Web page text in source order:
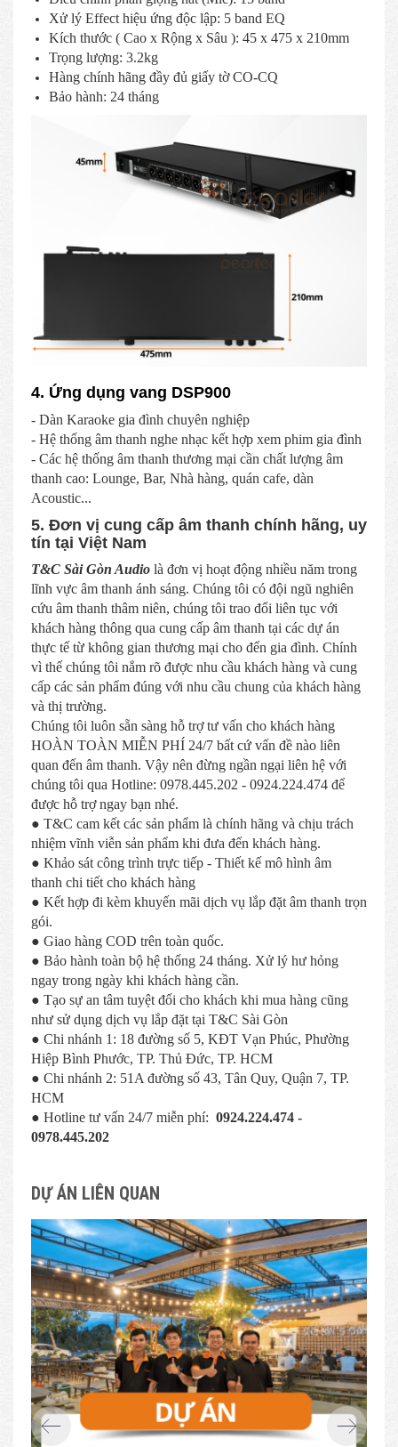
Xử lý Effect hiệu ứng độc lập: 5 band EQ
Kích thước ( Cao x Rộng x Sâu ): 45 x 475 x 210mm
Trọng lượng: 3.2kg
Hàng chính hãng đầy đủ giấy tờ CO-CQ
Bảo hành: 24 tháng
4. Ứng dụng vang DSP900
- Dàn Karaoke gia đình chuyên nghiệp
- Hệ thống âm thanh nghe nhạc kết hợp xem phim gia đình
- Các hệ thống âm thanh thương mại cần chất lượng âm
thanh cao: Lounge, Bar, Nhà hàng, quán cafe, dàn
Acoustic...
5. Đơn vị cung cấp âm thanh chính hãng, uy
tín tại Việt Nam
T&C Sài Gòn Audio là đơn vị hoạt động nhiều năm trong
lĩnh vực âm thanh ánh sáng. Chúng tôi có đội ngũ nghiên
cứu âm thanh thâm niên, chúng tôi trao đổi liên tục với
khách hàng thông qua cung cấp âm thanh tại các dự án
thực tế từ không gian thương mại cho đến gia đình. Chính
vì thế chúng tôi nắm rõ được nhu cầu khách hàng và cung
cấp các sản phẩm đúng với nhu cầu chung của khách hàng
và thị trường.
Chúng tôi luôn sẵn sàng hỗ trợ tư vấn cho khách hàng
HOÀN TOÀN MIỄN PHÍ 24/7 bất cứ vấn đề nào liên
quan đến âm thanh. Vậy nên đừng ngần ngại liên hệ với
chúng tôi qua Hotline: 0978.445.202 - 0924.224.474 để
được hỗ trợ ngay bạn nhé.
● T&C cam kết các sản phẩm là chính hãng và chịu trách
nhiệm vĩnh viễn sản phẩm khi đưa đến khách hàng.
● Khảo sát công trình trực tiếp - Thiết kế mô hình âm
thanh chi tiết cho khách hàng
● Kết hợp đi kèm khuyến mãi dịch vụ lắp đặt âm thanh trọn
gói.
● Giao hàng COD trên toàn quốc.
● Bảo hành toàn bộ hệ thống 24 tháng. Xử lý hư hỏng
ngay trong ngày khi khách hàng cần.
● Tạo sự an tâm tuyệt đối cho khách khi mua hàng cũng
như sử dụng dịch vụ lắp đặt tại T&C Sài Gòn
● Chi nhánh 1: 18 đường số 5, KĐT Vạn Phúc, Phường
Hiệp Bình Phước, TP. Thủ Đức, TP. HCM
● Chi nhánh 2: 51A đường số 43, Tân Quy, Quận 7, TP.
HCM
● Hotline tư vấn 24/7 miễn phí: 0924.224.474 -
0978.445.202
DỰ ÁN LIÊN QUAN